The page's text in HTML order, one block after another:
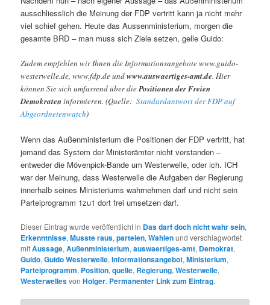
ausschliesslich die Meinung der FDP vertritt kann ja nicht mehr
viel schief gehen. Heute das Aussenministerium, morgen die
gesamte BRD – man muss sich Ziele setzen, gelle Guido:
Zudem empfehlen wir Ihnen die Informationsangebote www.guido-
westerwelle.de, www.fdp.de undwww.auswaertiges-amt.de. Hier
können Sie sich umfassend über diePositionen der Freien
Demokrateninformieren. (Quelle:Standardantwort der FDP auf
Abgeordnetenwatch)
Wenn das Außenministerium die Positionen der FDP vertritt, hat
jemand das System der Ministerämter nicht verstanden –
entweder die Mövenpick-Bande um Westerwelle, oder ich. ICH
war der Meinung, dass Westerwelle die Aufgaben der Regierung
innerhalb seines Ministeriums wahrnehmen darf und nicht sein
Parteiprogramm 1zu1 dort frei umsetzen darf.
Dieser Eintrag wurde veröffentlicht in Das darf doch nicht wahr sein,
Erkenntnisse,Musste raus,parteien,Wahlenund verschlagwortet
mitAussage,Außenministerium,auswaertiges-amt, Demokrat,
Guido,Guido Westerwelle,Informationsangebot,Ministerium,
Parteiprogramm, Position,quelle, Regierung,Westerwelle,
WesterwellesvonHolger. Permanenter Link zum Eintrag.